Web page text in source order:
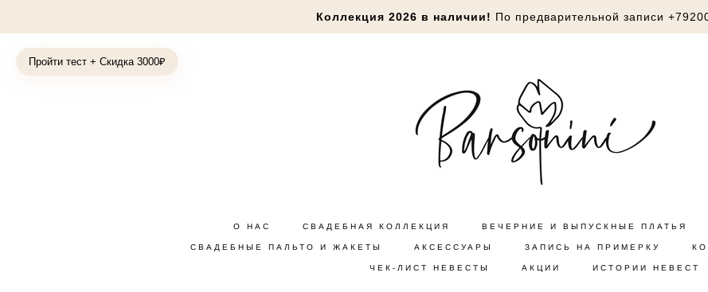
Пройти тест + Скидка 3000₽
Коллекция 2026 в наличии! По предварительной записи
О НАС СВАДЕБНАЯ КОЛЛЕКЦИЯ ВЕЧЕРНИЕ И ВЫПУСКНЫЕ ПЛАТЬЯ
СВАДЕБНЫЕ ПАЛЬТО И ЖАКЕТЫ АКСЕССУАРЫ ЗАПИСЬ НА ПРИМЕРКУ
ЧЕК-ЛИСТ НЕВЕСТЫ АКЦИИ ИСТОРИИ НЕВЕСТ